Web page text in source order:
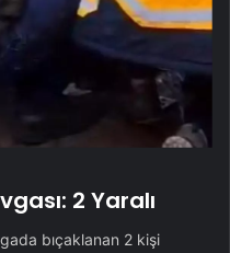
2 Yaralı
bıçaklanan 2 kişi